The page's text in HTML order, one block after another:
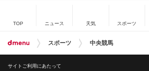
TOP ニュース 天気 スポーツ
スポーツ 中央競馬
サイトご利用にあたって